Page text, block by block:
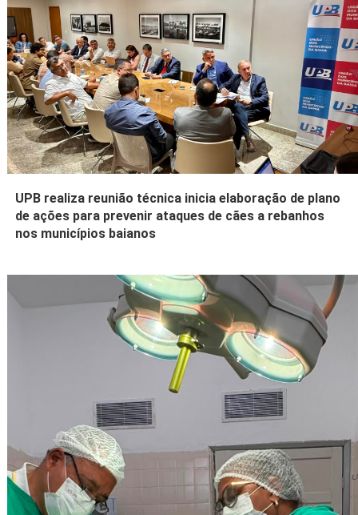
UPB realiza reunião técnica inicia elaboração de plano
de ações para prevenir ataques de cães a rebanhos
nos municípios baianos